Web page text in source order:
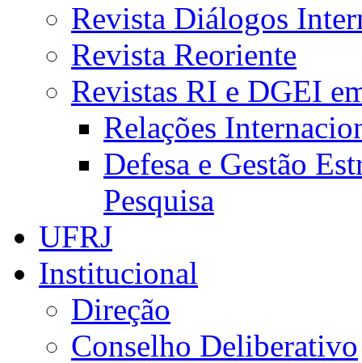
Revista Diálogos
Revista Reoriente
Revistas RI e DGEI
Relações
Defesa e Gestão
Pesquisa
UFRJ
Institucional
Direção
Conselho Deliberativo